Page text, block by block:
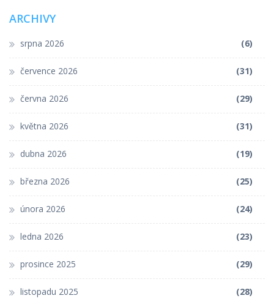
ARCHIVY
srpna 2026 (6)
července 2026 (31)
června 2026 (29)
května 2026 (31)
dubna 2026 (19)
března 2026 (25)
února 2026 (24)
ledna 2026 (23)
prosince 2025 (29)
listopadu 2025 (28)